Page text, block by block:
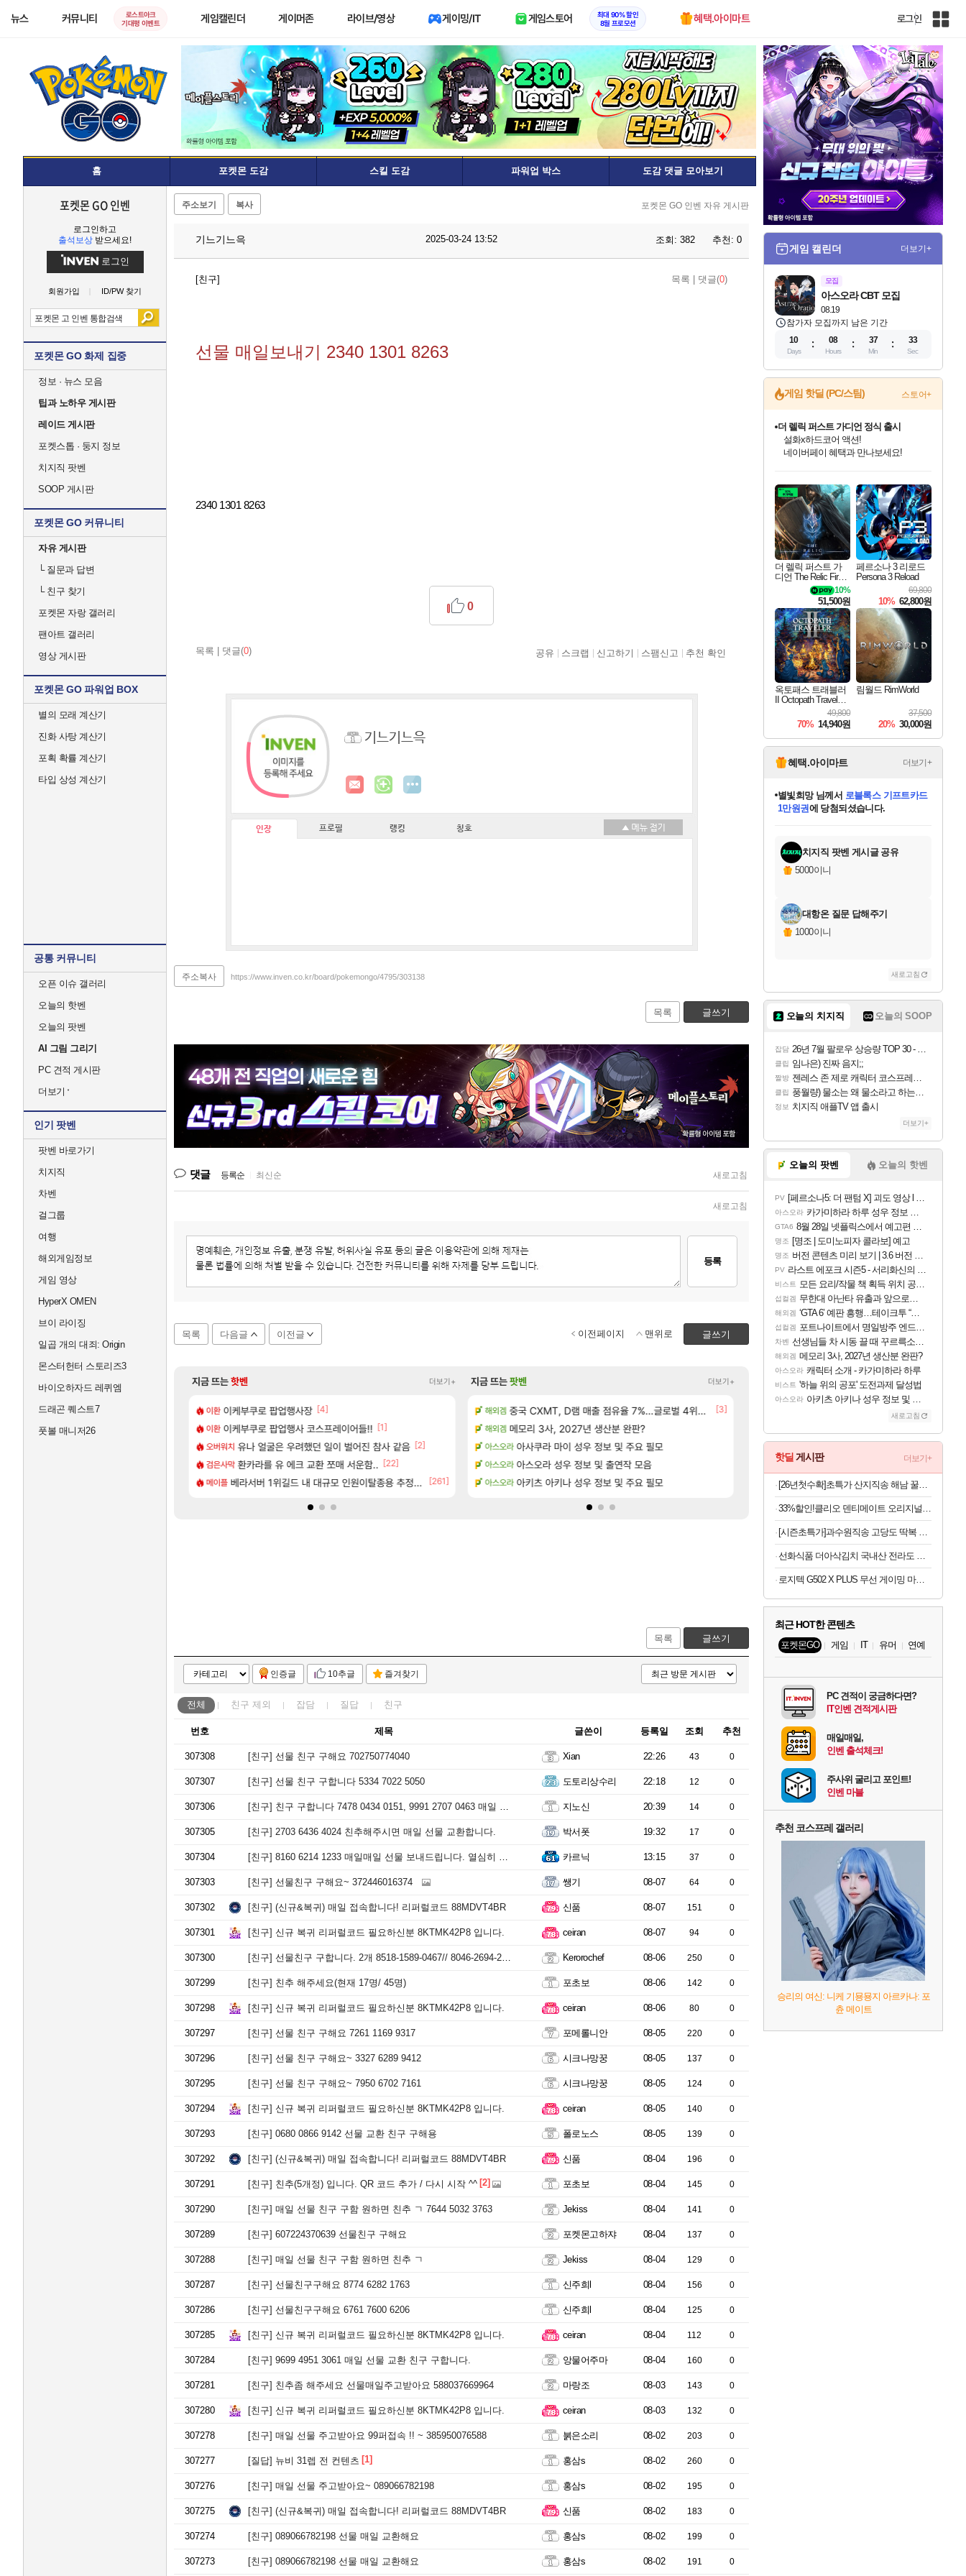
뉴스 커뮤니티
로스트아크
기대평 이벤트
게임캘린더 게이머존 라이브/영상 게이밍/IT 게임스토어
최대 90% 할인
8월 프로모션
혜택.아이마트 로그인
인
체
사
트
맵
홈 포켓몬 도감 스킬 도감 파워업 박스 도감 댓글 모아보기
포켓몬 GO 인벤
로그인하고
출석보상 받으세요!
로그인
회원가입 ID/PW 찾기
포켓몬 GO 화제 집중
정보 · 뉴스 모음
팁과 노하우 게시판
레이드 게시판
포켓스톱 · 둥지 정보
치지직 팟벤
SOOP 게시판
포켓몬 GO 커뮤니티
자유 게시판
└질문과 답변
└친구 찾기
포켓몬 자랑 갤러리
팬아트 갤러리
영상 게시판
포켓몬 GO 파워업 BOX
별의 모래 계산기
진화 사탕 계산기
포획 확률 계산기
타입 상성 계산기
공통 커뮤니티
오픈 이슈 갤러리
오늘의 핫벤
오늘의 팟벤
AI 그림 그리기
PC 견적 게시판
더보기
인기 팟벤
팟벤 바로가기
치지직
차벤
걸그룹
여행
해외게임정보
게임 영상
HyperX OMEN
브이 라이징
일곱 개의 대죄: Origin
몬스터헌터 스토리즈3
바이오하자드 레퀴엠
드래곤 퀘스트7
풋볼 매니저26
주소보기 복사 포켓몬 GO 인벤 자유 게시판
기느기느윽 2025-03-24 13:52 조회: 382 추천: 0
[친구] 목록 댓글(0)
선물 매일보내기 2340 1301 8263
2340 1301 8263
목록 댓글(0)
0
공유 스크랩 신고하기 스팸신고 추천 확인
기느기느윽
인장 프로필 랭킹 칭호
주소복사 https://www.inven.co.kr/board/pokemongo/4795/303138
목록 글쓰기
댓글 등록순 최신순 새로고침
새로고침
등록
목록 다음글 이전글 글쓰기
이전페이지 맨위로
지금 뜨는핫벤 더보기+
삐져서 매주 수로 10만점 치고있으면 ㅋㅋ
셋 특전 공개 [3]
이환 이케부쿠로 팝업행사장 [4]
이환 이케부쿠로 팝업행사 코스프레이어들!! [1]
오버워치 유나 얼굴은 우려했던 일이 벌어진 참사 같음 [2]
검은사막 환카라를 유 에크 교환 쪼매 서운함.. [22]
메이플 베라서버 1위길드 내 대규모 인원이탈종용 추정사건 [261]
검은사막 펄없의 퍼주는듯하면서 악랄한 BM 설계 [24]
오버워치 D.mon 스킬셋 나왔다 [5]
리니지M 주말패키지 결과..... [5]
와우 결국 돌고 돌아 와우 [29]
SOL 영웅무기도안 제작 질문
환산 13만 스펙으로 삐져서 매주 수로 10만점 치고있으면
[83]
검은사막
신규 악세, 수정, 유물, 외형, 물약 요약
리니지M 오만9층 주긴주는군요? [17]
지금 뜨는팟벤 더보기+
스에서 예고편 공개 예정
차벤 아반테 2.0 자연흡기? [1]
비스트 모든 요리/작물 책 획득 위치 공략 (36개) - 미식가 도전과제
섭컬겜 무한대 아난타 유출과 앞으로의 예상 (루머)
PV 라스트 에포크 시즌5 - 서리화신의 분노 티저
해외겜 ‘GTA 6’ 예판 흥행…테이크투 “내부 예상 크게 넘어”
해외겜 중국 CXMT, D램 매출 점유율 7%…글로벌 4위로 부상
[3]
해외겜 메모리 3사, 2027년 생산분 완판?
아스오라 아사쿠라 마이 성우 정보 및 주요 필모
아스오라 아스오라 성우 정보 및 출연작 모음
아스오라 아키츠 아키나 성우 정보 및 주요 필모
8월 28일 넷플릭스에서 예고편 공개 예정
모든 바우에라 업그레이드 아이템 획득 위치 공
아스오라 카가미하라 하루 성우 정보 및 주요 필모
비스트 모든 엘리트 골렘 위치 공략 (30개) - 방랑
목록 글쓰기
인증글 10추글 즐겨찾기
전체 친구 제외 잡담 질답 친구
번호 제목 글쓴이 등록일 조회 추천
307308 [친구] 선물 친구 구해요 702750774040 Xian 22:26 43 0
307307 [친구] 선물 친구 구합니다 5334 7022 5050 도토리상수리 22:18 12 0
307306 [친구] 친구 구합니다 7478 0434 0151, 9991 2707 0463 매일 선물드립니다 지노신 20:39 14 0
307305 [친구] 2703 6436 4024 친추해주시면 매일 선물 교환합니다. 박서폿 19:32 17 0
307304 [친구] 8160 6214 1233 매일매일 선물 보내드립니다. 열심히 할께요. 카르닉 13:15 37 0
307303 [친구] 선물친구 구해요~ 372446016374 쌩기 08-07 64 0
307302 [친구] (신규&복귀) 매일 접속합니다! 리퍼럴코드 88MDVT4BR 신품 08-07 151 0
307301 [친구] 신규 복귀 리퍼럴코드 필요하신분 8KTMK42P8 입니다. ceiran 08-07 94 0
307300 [친구] 선물친구 구합니다. 2개 8518-1589-0467// 8046-2694-2698 Kerorochef 08-06 250 0
307299 [친구] 친추 해주세요(현재 17명/ 45명) 포초보 08-06 142 0
307298 [친구] 신규 복귀 리퍼럴코드 필요하신분 8KTMK42P8 입니다. ceiran 08-06 80 0
307297 [친구] 선물 친구 구해요 7261 1169 9317 포메롤니안 08-05 220 0
307296 [친구] 선물 친구 구해요~ 3327 6289 9412 시크나망꿍 08-05 137 0
307295 [친구] 선물 친구 구해요~ 7950 6702 7161 시크나망꿍 08-05 124 0
307294 [친구] 신규 복귀 리퍼럴코드 필요하신분 8KTMK42P8 입니다. ceiran 08-05 140 0
307293 [친구] 0680 0866 9142 선물 교환 친구 구해용 폴로노스 08-05 139 0
307292 [친구] (신규&복귀) 매일 접속합니다! 리퍼럴코드 88MDVT4BR 신품 08-04 196 0
307291 [친구] 친추(5개정) 입니다. QR 코드 추가 / 다시 시작 ^^ [2] 포초보 08-04 145 0
307290 [친구] 매일 선물 친구 구함 원하면 친추 ㄱ 7644 5032 3763 Jekiss 08-04 141 0
307289 [친구] 607224370639 선물친구 구해요 포켓몬고하쟈 08-04 137 0
307288 [친구] 매일 선물 친구 구함 원하면 친추 ㄱ Jekiss 08-04 129 0
307287 [친구] 선물친구구해요 8774 6282 1763 신주희l 08-04 156 0
307286 [친구] 선물친구구해요 6761 7600 6206 신주희l 08-04 125 0
307285 [친구] 신규 복귀 리퍼럴코드 필요하신분 8KTMK42P8 입니다. ceiran 08-04 112 0
307284 [친구] 9699 4951 3061 매일 선물 교환 친구 구합니다. 앙물어주마 08-04 160 0
307281 [친구] 친추좀 해주세요 선물매일주고받아요 588037669964 마랑조 08-03 143 0
307280 [친구] 신규 복귀 리퍼럴코드 필요하신분 8KTMK42P8 입니다. ceiran 08-03 132 0
307278 [친구] 매일 선물 주고받아요 99퍼접속 !! ~ 385950076588 붉은소리 08-02 203 0
307277 [질답] 뉴비 31렙 전 컨텐츠 [1] 홍삼s 08-02 260 0
307276 [친구] 매일 선물 주고받아요~ 089066782198 홍삼s 08-02 195 0
307275 [친구] (신규&복귀) 매일 접속합니다! 리퍼럴코드 88MDVT4BR 신품 08-02 183 0
307274 [친구] 089066782198 선물 매일 교환해요 홍삼s 08-02 199 0
307273 [친구] 089066782198 선물 매일 교환해요 홍삼s 08-02 191 0
게임 캘린더 더보기+
모집
08.19
아스오라 CBT 모집
참가자 모집까지 남은 기간
10
Days
08
Hours
37
Min
32
Sec
게임 핫딜 (PC/스팀) 스토어+
최대 90% 할인가를 만나보세요!
네이버혜택과 함께 만나보세요!
50%할인&추가 적립까지!
네이버 포인트 혜택까지!
이니&베니 혜택까지!
네이버 혜택가와 함께 예약하세요!
할인&네이버혜택으로 만나보세요!
더 렐릭 퍼스트 가디언 정식 출시
설화x하드코어 액션!
네이버페이 혜택과 만나보세요!
40주년 프로모션으로 만나보세요!
할인가에 만나보세요!
일부 에디션 상시 할인!
혜택으로 예약 판매 중
편안하게 충전하세요
더 렐릭 퍼스트 가
디언 The Relic First
10%
51,500원
페르소나 3 리로드
Persona 3 Reload
69,800
10% 62,800원
옥토패스 트래블러
II Octopath Traveler I
49,800
70% 14,940원
림월드 RimWorld
37,500
20% 30,000원
혜택.아이마트 더보기+
교환.
당첨되셨습니다.
당첨되셨습니다.
당첨되셨습니다.
별빛희망님께서 로블록스 기프트카드
1만원권에 당첨되셨습니다.
당첨되셨습니다.
당첨되셨습니다.
당첨되셨습니다.
당첨되셨습니다.
에디션 (스팀코드)를 교환.
당첨되셨습니다.
치지직 팟벤 게시글 공유
5000이니
대항온 질문 답해주기
1000이니
새로고침
오늘의 치지직 오늘의 SOOP
잡담 26년 7월 팔로우 상승량 TOP 30 - 월간 치지직
클립 임나은) 진짜 음지;;
짤방 젠레스 존 제로 캐릭터 코스프레한 꽁주
클립 풍월량) 물소는 왜 물소라고 하는거야? 아! 그만 ㅋㅋ 알았어 ㅋㅋ
정보 치지직 애플TV 앱 출시
더보기+
오늘의 팟벤 오늘의 핫벤
PV [페르소나5: 더 팬텀 X] 괴도 영상 l 타카마키 안·댄싱 스타
아스오라 카가미하라 하루 성우 정보 및 주요 필모
GTA6 8월 28일 넷플릭스에서 예고편 공개 예정
명조 [명조 | 도미노피자 콜라보] 예고
명조 버전 콘텐츠 미리 보기 | 3.6 버전 「신기루 속 등불 그림자, 속세에 깃든 검의 결심」이 8월 20일에 업데이트됩니다!
PV 라스트 에포크 시즌5 - 서리화신의 분노 티저
비스트 모든 요리/작물 책 획득 위치 공략 (36개) - 미식가 도전과제
섭컬겜 무한대 아난타 유출과 앞으로의 예상 (루머)
해외겜 ‘GTA 6’ 예판 흥행…테이크투 “내부 예상 크게 넘어”
섭컬겜 포트나이트에서 명일방주 엔드필드 [펠리카] 판매 예정
차벤 선생님들 차 시동 끌 때 꾸르륵소리나는데
해외겜 메모리 3사, 2027년 생산분 완판?
아스오라 캐릭터 소개 - 카가미하라 하루
비스트 '하늘 위의 공포' 도전과제 달성법
아스오라 아키츠 아키나 성우 정보 및 주요 필모
새로고침
핫딜 게시판 더보기+
[26년첫수확]초특가 산지직송 해남 꿀고구마, 3kg, 1박스
33%할인!클리오 덴티메이트 오리지널 초극세모, 10개입, 3개
[시즌초특가]과수원직송 고당도 딱복 차돌복숭아, 1박스, 2kg (9-10과)
선화식품 더아삭김치 국내산 전라도 배추 포기김치 10kg
로지텍 G502 X PLUS 무선 게이밍 마우스 블랙
최근 HOT한 콘텐츠
포켓몬GO 게임 IT 유머 연예
PC 견적이 궁금하다면?
IT인벤 견적게시판
매일매일,
인벤 출석체크!
주사위 굴리고 포인트!
인벤 마블
추천 코스프레 갤러리
승리의 여신: 니케 기묭묭지 아르카나: 포
츈 메이트